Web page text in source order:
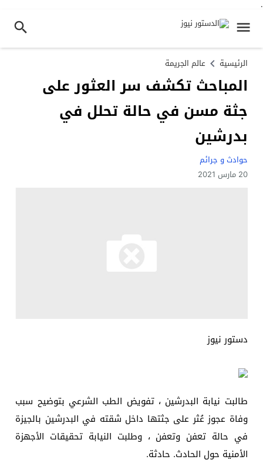
.
الرئيسية عالم الجريمة
المباحث تكشف سر العثور على
جثة مسن في حالة تحلل في
بدرشين
حوادث و جرائم
20 مارس 2021
دستور نيوز
طالبت نيابة البدرشين ، تفويض الطب الشرعي بتوضيح سبب
وفاة عجوز عُثر على جثتها داخل شقته في البدرشين بالجيزة
في حالة تعفن وتعفن ، وطلبت النيابة تحقيقات الأجهزة
الأمنية حول الحادث. حادثة.